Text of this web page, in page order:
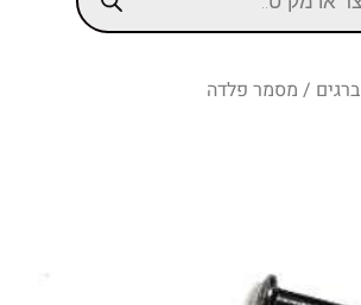
ברגים / מסמר פלדה